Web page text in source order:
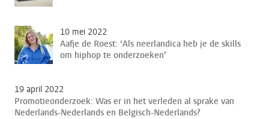
10 mei 2022
Aafje de Roest: ‘Als neerlandica heb je de skills
om hiphop te onderzoeken’
19 april 2022
Promotieonderzoek: Was er in het verleden al sprake van
Nederlands-Nederlands en Belgisch-Nederlands?